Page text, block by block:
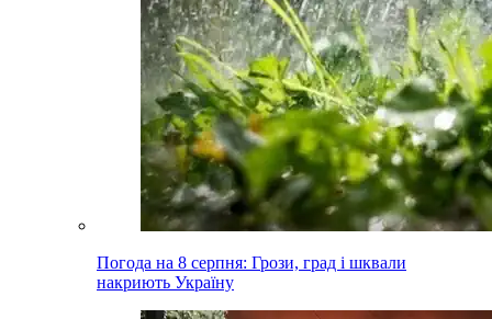
Погода на 8 серпня: Грози, град і шквали
накриють Україну